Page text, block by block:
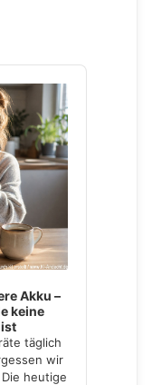
Akku –
keine
täglich
wir
heutige